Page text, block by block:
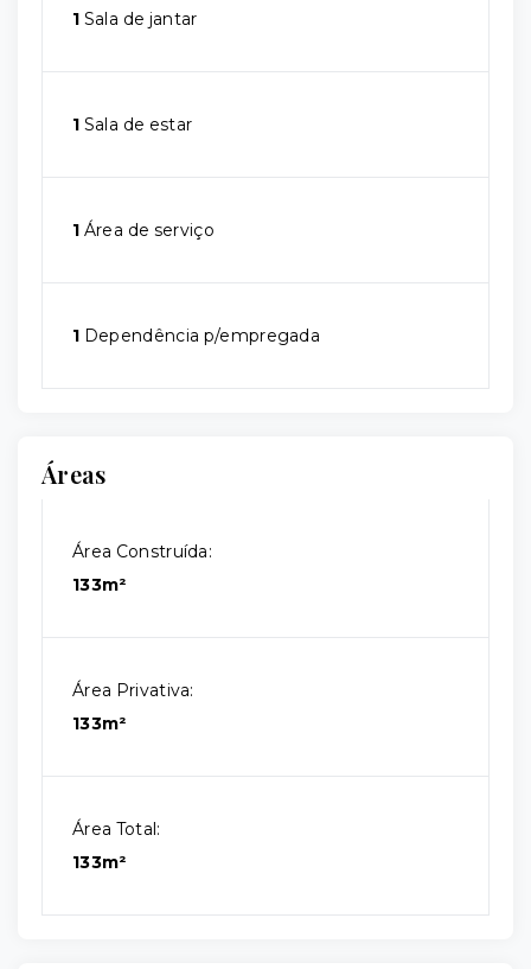
1 Sala de jantar
1 Sala de estar
1 Área de serviço
1 Dependência p/empregada
Áreas
Área Construída:
133m²
Área Privativa:
133m²
Área Total:
133m²